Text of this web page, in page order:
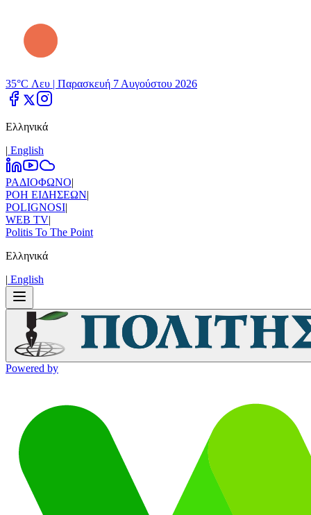
35°C Λευ | Παρασκευή 7 Αυγούστου 2026
Ελληνικά
| Εnglish
ΡΑΔΙΟΦΩΝΟ|
ΡΟΗ ΕΙΔΗΣΕΩΝ|
POLIGNOSI|
WEB TV|
Politis To The Point
Ελληνικά
| Εnglish
Powered by